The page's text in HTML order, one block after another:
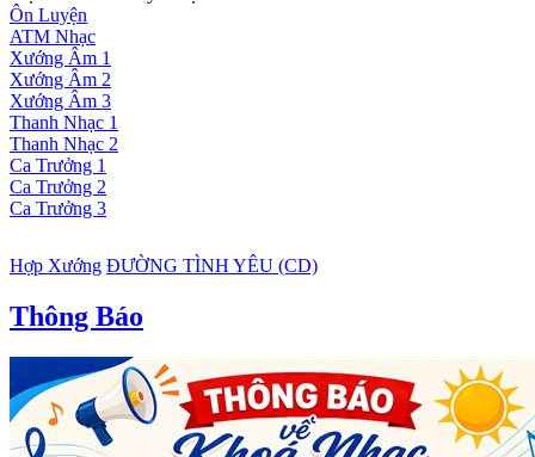
Ôn Luyện
ATM Nhạc
Xướng Âm 1
Xướng Âm 2
Xướng Âm 3
Thanh Nhạc 1
Thanh Nhạc 2
Ca Trưởng 1
Ca Trưởng 2
Ca Trưởng 3
Hợp Xướng ĐƯỜNG TÌNH YÊU (CD)
Thông Báo